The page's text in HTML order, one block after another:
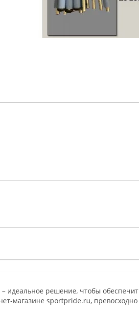
– идеальное решение, чтобы
магазине sportpride.ru,